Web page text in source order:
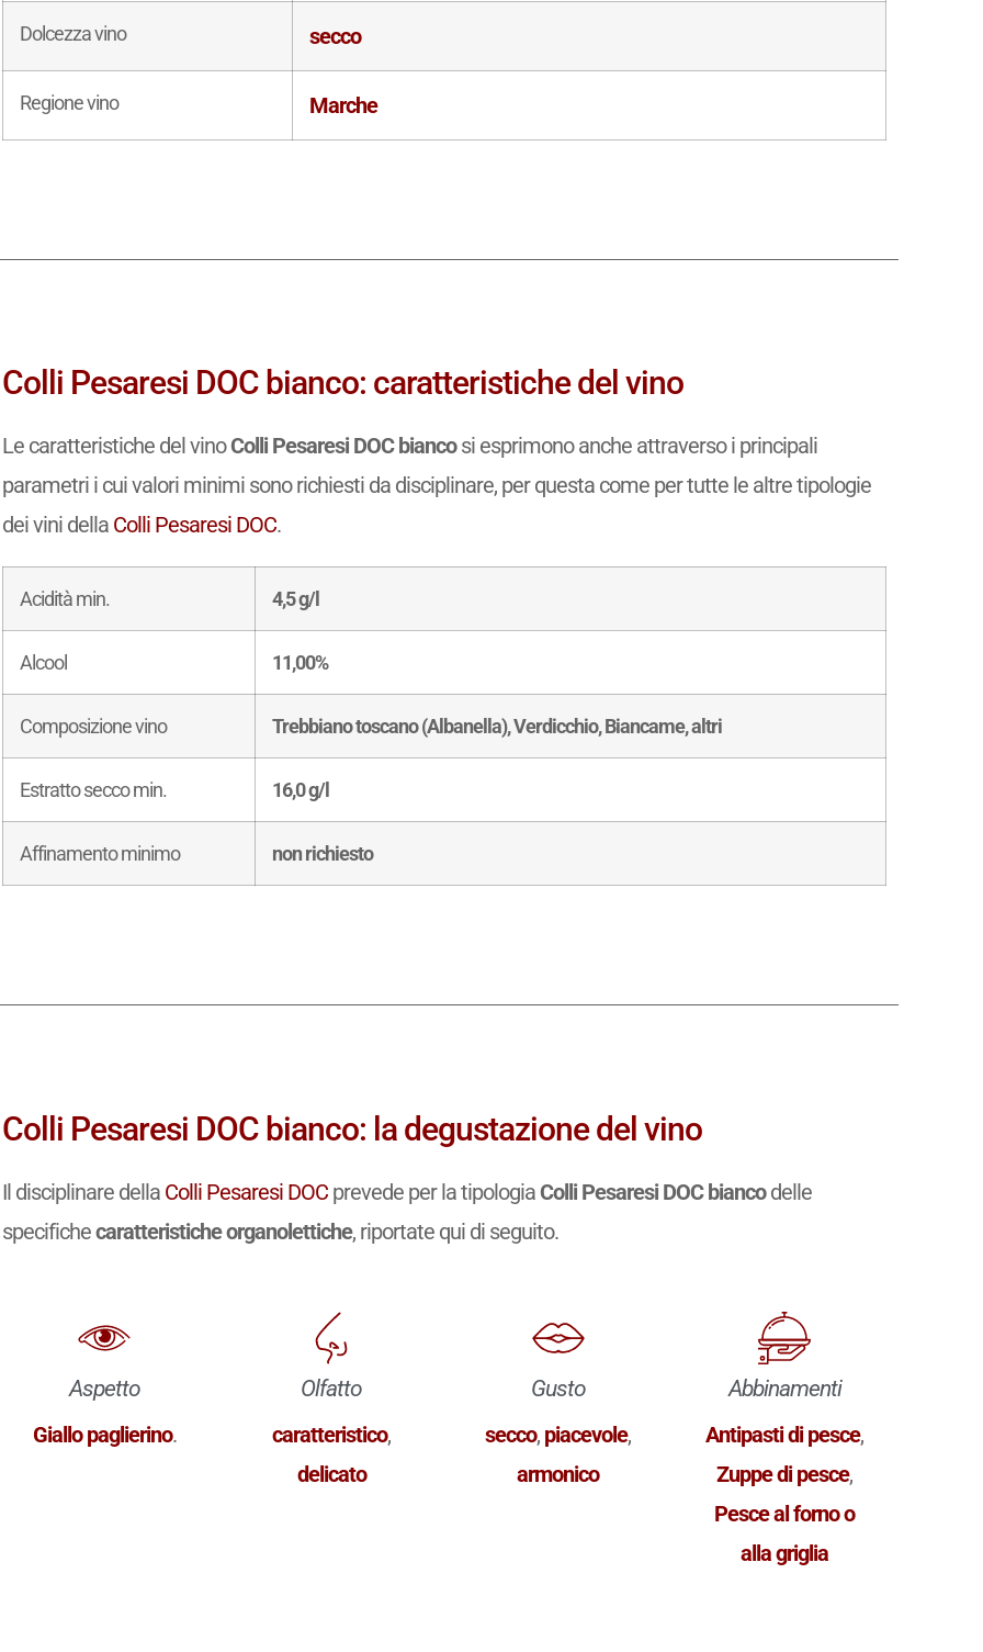
Dolcezza vino secco
Regione vino Marche
Colli Pesaresi DOC bianco: caratteristiche del vino
Le caratteristiche del vinoColli Pesaresi DOC biancosi esprimono anche attraverso i principali
parametri i cui valori minimi sono richiesti da disciplinare, per questa come per tutte le altre tipologie
dei vini della Colli Pesaresi DOC.
Acidità min. 4,5 g/l
Alcool 11,00%
Composizione vino Trebbiano toscano (Albanella), Verdicchio, Biancame, altri
Estratto secco min. 16,0 g/l
Affinamento minimo non richiesto
Colli Pesaresi DOC bianco: la degustazione del vino
Il disciplinare della Colli Pesaresi DOC prevede per la tipologia Colli Pesaresi DOC biancodelle
specifichecaratteristiche organolettiche, riportate qui di seguito.
Aspetto
Giallo paglierino.
Olfatto
caratteristico,
delicato
Gusto
secco, piacevole,
armonico
Abbinamenti
Antipasti di pesce,
Zuppe di pesce,
Pesce al forno o
alla griglia